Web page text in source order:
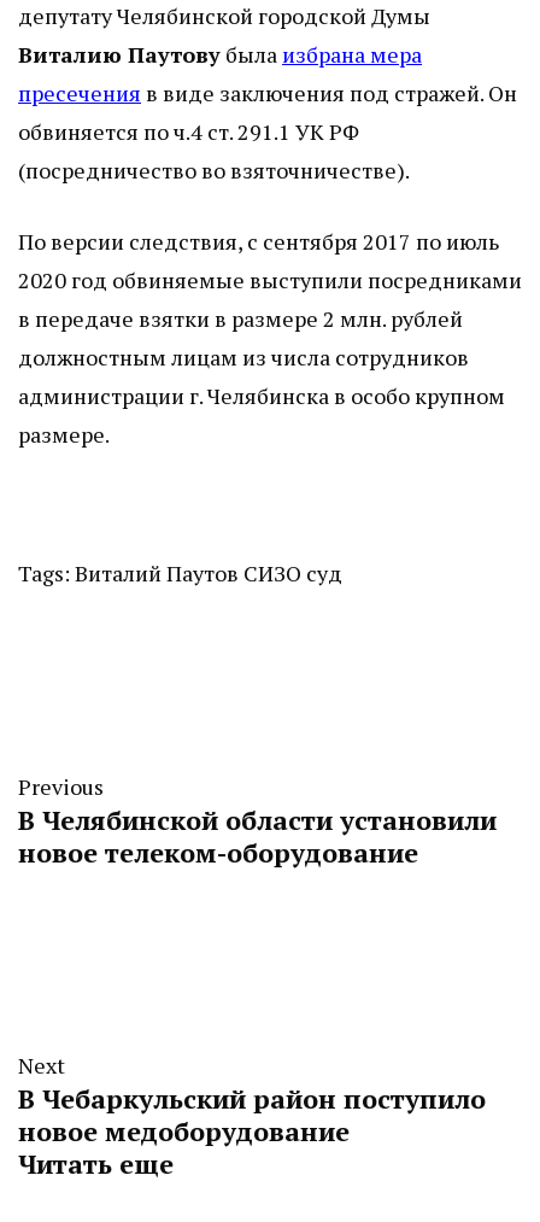
депутату Челябинской городской Думы
Виталию Паутову былаизбрана мера
пресечения в виде заключения под стражей. Он
обвиняется по ч.4 ст. 291.1 УК РФ
(посредничество во взяточничестве).
По версии следствия, с сентября 2017 по июль
2020 год обвиняемые выступили посредниками
в передаче взятки в размере 2 млн. рублей
должностным лицам из числа сотрудников
администрации г. Челябинска в особо крупном
размере.
Tags: Виталий Паутов СИЗО суд
Previous
В Челябинской области установили
новое телеком-оборудование
Next
В Чебаркульский район поступило
новое медоборудование
Читать еще